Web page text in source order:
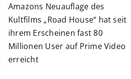
Amazons Neuauflage des
Kultfilms „Road House“ hat seit
ihrem Erscheinen fast 80
Millionen User auf Prime Video
erreicht